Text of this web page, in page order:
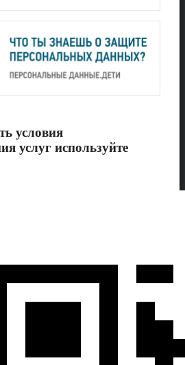
условия
услуг используйте